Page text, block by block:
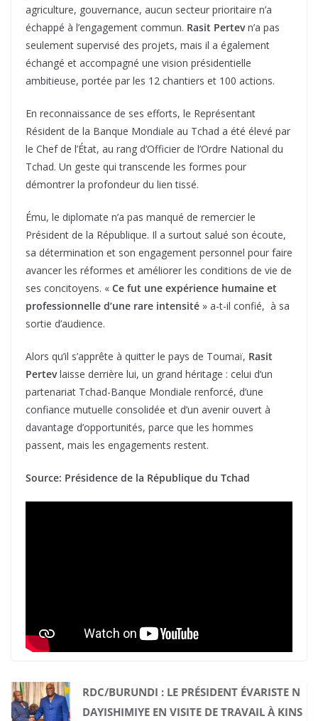
agriculture, gouvernance, aucun secteur prioritaire n’a
échappé à l’engagement commun. Rasit Pertevn’a pas
seulement supervisé des projets, mais il a également
échangé et accompagné une vision présidentielle
ambitieuse, portée par les 12 chantiers et 100 actions.
En reconnaissance de ses efforts, le Représentant
Résident de la Banque Mondiale au Tchad a été élevé par
le Chef de l’État, au rang d’Officier de l’Ordre National du
Tchad. Un geste qui transcende les formes pour
démontrer la profondeur du lien tissé.
Ému, le diplomate n’a pas manqué de remercier le
Président de la République. Il a surtout salué son écoute,
sa détermination et son engagement personnel pour faire
avancer les réformes et améliorer les conditions de vie de
ses concitoyens. « Ce fut une expérience humaine et
professionnelle d’une rare intensité » a-t-il confié, à sa
sortie d’audience.
Alors qu’il s’apprête à quitter le pays de Toumaï, Rasit
Pertevlaisse derrière lui, un grand héritage : celui d’un
partenariat Tchad-Banque Mondiale renforcé, d’une
confiance mutuelle consolidée et d’un avenir ouvert à
davantage d’opportunités, parce que les hommes
passent, mais les engagements restent.
Source: Présidence de la République du Tchad
RDC/BURUNDI : LE PRÉSIDENT ÉVARISTE N
DAYISHIMIYE EN VISITE DE TRAVAIL À KINS